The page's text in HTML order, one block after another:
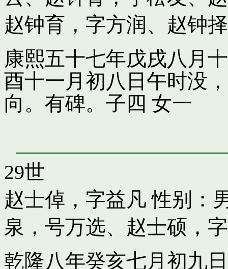
赵钟育，字方润 、 赵钟
康熙五十七年戊戌八月
酉十一月初八日午时没
向。有碑。子四 女一
29世
赵士倬，字益凡 性别：
泉，号万选、 赵士硕，
乾隆八年癸亥七月初九